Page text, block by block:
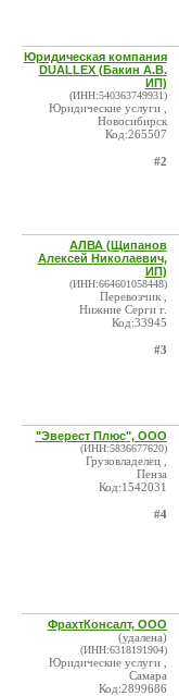
Юридическая компания
DUALLEX (Бакин А.В.
ИП)
(ИНН:540363749931)
Юридические услуги ,
Новосибирск
Код:265507
#2
АЛВА (Щипанов
Алексей Николаевич,
ИП)
(ИНН:664601058448)
Перевозчик ,
Нижние Серги г.
Код:33945
#3
"Эверест Плюс", ООО
(ИНН:5836677620)
Грузовладелец ,
Пенза
Код:1542031
#4
ФрахтКонсалт, ООО
(удалена)
(ИНН:6318191904)
Юридические услуги ,
Самара
Код:2899686